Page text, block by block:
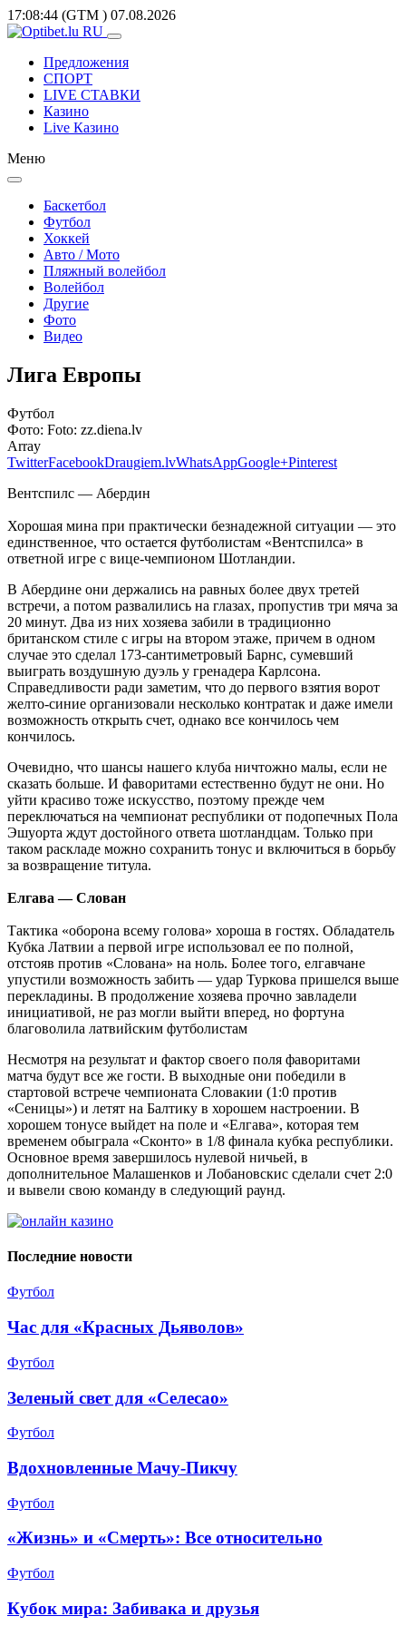
17:08:44 (GTM ) 07.08.2026
Предложения
СПОРТ
LIVE СТАВКИ
Казино
Live Казино
Меню
Баскетбол
Футбол
Хоккей
Авто / Мото
Пляжный волейбол
Волейбол
Другие
Фото
Видео
Лига Европы
Футбол
Фото: Foto: zz.diena.lv
Array
TwitterFacebookDraugiem.lvWhatsAppGoogle+Pinterest
Вентспилс — Абердин
Хорошая мина при практически безнадежной ситуации — это
единственное, что остается футболистам «Вентспилса» в
ответной игре с вице-чемпионом Шотландии.
В Абердине они держались на равных более двух третей
встречи, а потом развалились на глазах, пропустив три мяча за
20 минут. Два из них хозяева забили в традиционно
британском стиле с игры на втором этаже, причем в одном
случае это сделал 173-сантиметровый Барнс, сумевший
выиграть воздушную дуэль у гренадера Карлсона.
Справедливости ради заметим, что до первого взятия ворот
желто-синие организовали несколько контратак и даже имели
возможность открыть счет, однако все кончилось чем
кончилось.
Очевидно, что шансы нашего клуба ничтожно малы, если не
сказать больше. И фаворитами естественно будут не они. Но
уйти красиво тоже искусство, поэтому прежде чем
переключаться на чемпионат республики от подопечных Пола
Эшуорта ждут достойного ответа шотландцам. Только при
таком раскладе можно сохранить тонус и включиться в борьбу
за возвращение титула.
Елгава — Слован
Тактика «оборона всему голова» хороша в гостях. Обладатель
Кубка Латвии а первой игре использовал ее по полной,
отстояв против «Слована» на ноль. Более того, елгавчане
упустили возможность забить — удар Туркова пришелся выше
перекладины. В продолжение хозяева прочно завладели
инициативой, не раз могли выйти вперед, но фортуна
благоволила латвийским футболистам
Несмотря на результат и фактор своего поля фаворитами
матча будут все же гости. В выходные они победили в
стартовой встрече чемпионата Словакии (1:0 против
«Сеницы») и летят на Балтику в хорошем настроении. В
хорошем тонусе выйдет на поле и «Елгава», которая тем
временем обыграла «Сконто» в 1/8 финала кубка республики.
Основное время завершилось нулевой ничьей, в
дополнительное Малашенков и Лобановскис сделали счет 2:0
и вывели свою команду в следующий раунд.
Последние новости
Футбол
Час для «Красных Дьяволов»
Футбол
Зеленый свет для «Селесао»
Футбол
Вдохновленные Мачу-Пикчу
Футбол
«Жизнь» и «Смерть»: Все относительно
Футбол
Кубок мира: Забивака и друзья